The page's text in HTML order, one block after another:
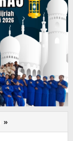
»
Papua